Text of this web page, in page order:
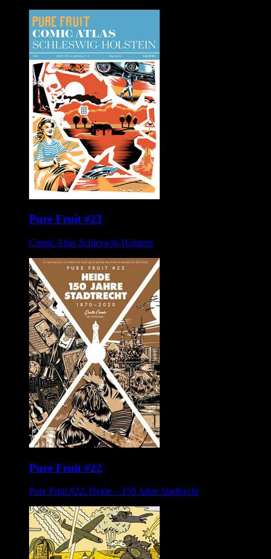
Pure Fruit #23
Comic Atlas Schleswig-Holstein
Pure Fruit #22
Pure Fruit #22: Heide – 150 Jahre Stadtrecht